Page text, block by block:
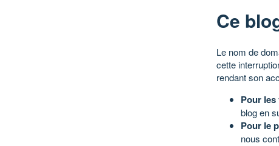
Ce
Le nom de
cette
rendant son
Pour
blog en
Pour le
nous